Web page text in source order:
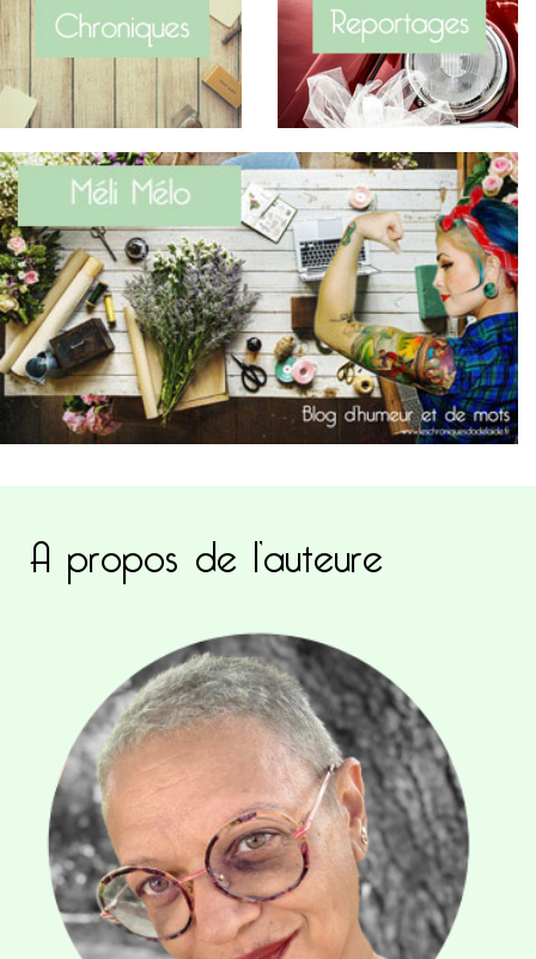
A propos de l’auteure